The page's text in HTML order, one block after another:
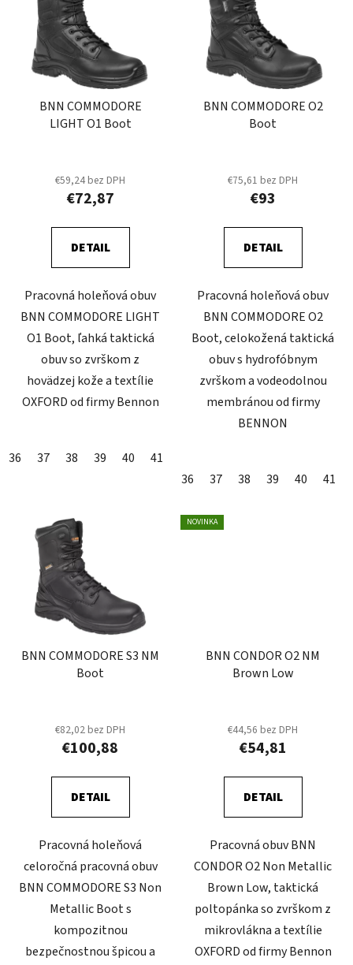
BNN COMMODORE
LIGHT O1 Boot
€59,24 bez DPH
€72,87
DETAIL
Pracovná holeňová obuv
BNN COMMODORE LIGHT
O1 Boot, ľahká taktická
obuv so zvrškom z
hovädzej kože a textílie
OXFORD od firmy Bennon
36 37 38 39 40 41
BNN COMMODORE O2
Boot
€75,61 bez DPH
€93
DETAIL
Pracovná holeňová obuv
BNN COMMODORE O2
Boot, celokožená taktická
obuv s hydrofóbnym
zvrškom a vodeodolnou
membránou od firmy
BENNON
36 37 38 39 40 41
BNN COMMODORE S3 NM
Boot
€82,02 bez DPH
€100,88
DETAIL
Pracovná holeňová
celoročná pracovná obuv
BNN COMMODORE S3 Non
Metallic Boot s
kompozitnou
bezpečnostnou špicou a
NOVINKA
BNN CONDOR O2 NM
Brown Low
€44,56 bez DPH
€54,81
DETAIL
Pracovná obuv BNN
CONDOR O2 Non Metallic
Brown Low, taktická
poltopánka so zvrškom z
mikrovlákna a textílie
OXFORD od firmy Bennon